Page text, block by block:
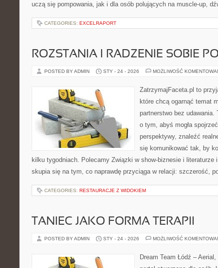
uczą się pompowania, jak i dla osób polujących na muscle-up,
CATEGORIES: EXCELRAPORT
ROZSTANIA I RADZENIE SOBIE
POSTED BY ADMIN STY - 24 - 2026 MOŻLIWOŚĆ
ZatrzymajFaceta.pl to
które chcą ogarnąć temat
partnerstwo bez udawania.
o tym, abyś mogła
perspektywy, znaleźć
się komunikować tak, by
kilku tygodniach. Polecamy Związki w show-biznesie i literaturze
skupia się na tym, co naprawdę przyciąga w relacji: szczerość,
CATEGORIES: RESTAURACJE Z WIDOKIEM
TANIEC JAKO FORMA TERAPII
POSTED BY ADMIN STY - 24 - 2026 MOŻLIWOŚĆ
Dream Team Łódź –